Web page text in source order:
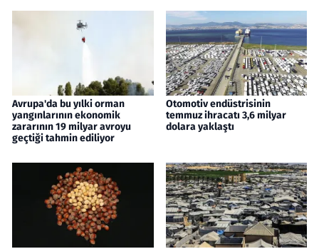
Avrupa'da bu yılki orman
yangınlarının ekonomik
zararının 19 milyar avroyu
geçtiği tahmin ediliyor
Otomotiv endüstrisinin
temmuz ihracatı 3,6 milyar
dolara yaklaştı